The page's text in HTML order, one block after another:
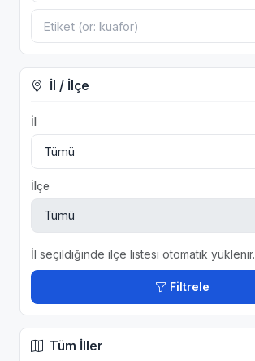
İl / İlçe
İl
İlçe
İl seçildiğinde ilçe listesi otomatik yüklenir.
Filtrele
Tüm İller